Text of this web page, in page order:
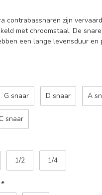
contrabassnaren zijn
met chroomstaal. De
een lange levensduur
G snaar D snaar A
snaar
1/2 1/4
*